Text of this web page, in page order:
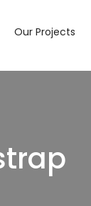
Our Projects